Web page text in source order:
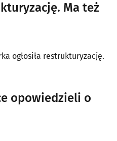
Ma też
ogłosiła restrukturyzację.
opowiedzieli o